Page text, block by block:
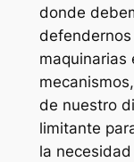
donde
maquinarias
de nuestro
limitante
la